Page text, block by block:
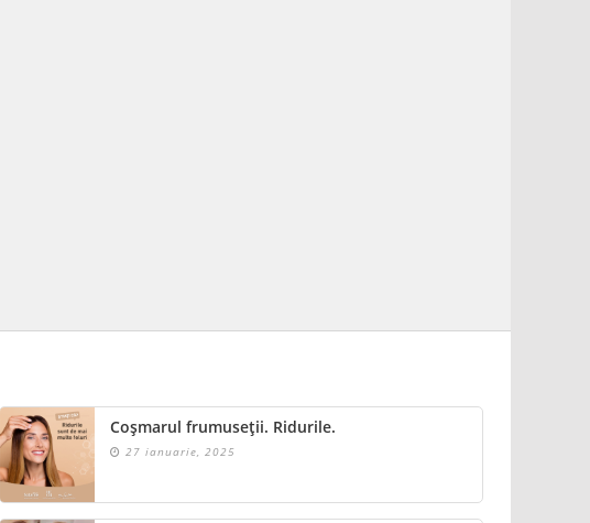
Coșmarul frumuseții. Ridurile.
27 ianuarie, 2025